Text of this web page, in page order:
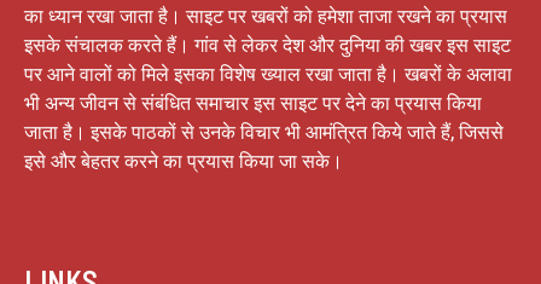
का ध्यान रखा जाता है। साइट पर खबरों को हमेशा ताजा रखने का प्रयास
इसके संचालक करते हैं। गांव से लेकर देश और दुनिया की खबर इस साइट
पर आने वालों को मिले इसका विशेष ख्याल रखा जाता है। खबरों के अलावा
भी अन्य जीवन से संबंधित समाचार इस साइट पर देने का प्रयास किया
जाता है। इसके पाठकों से उनके विचार भी आमंत्रित किये जाते हैं, जिससे
इसे और बेहतर करने का प्रयास किया जा सके।